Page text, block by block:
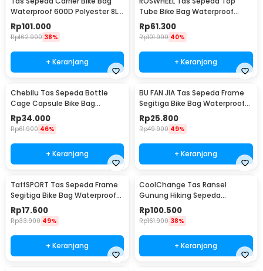
Waterproof 600D Polyester 8L -
14024
Rp101.000
Rp162.900 38%
+ Keranjang
Tube Bike Bag Waterproof
Holder HP 6 Inch - ROS12
Rp61.300
Rp101.900 40%
+ Keranjang
Chebilu Tas Sepeda Bottle
Cage Capsule Bike Bag
Waterproof Hard Shell
Rp34.000
Rp61.900 46%
+ Keranjang
BU FAN JIA Tas Sepeda Frame
Segitiga Bike Bag Waterproof
Holder Botol - YA224
Rp25.800
Rp49.900 49%
+ Keranjang
TaffSPORT Tas Sepeda Frame
Segitiga Bike Bag Waterproof
Nylon - YA187
Rp17.600
Rp33.900 49%
+ Keranjang
CoolChange Tas Ransel
Gunung Hiking Sepeda
Waterproof 10L - GC10
Rp100.500
Rp161.900 38%
+ Keranjang